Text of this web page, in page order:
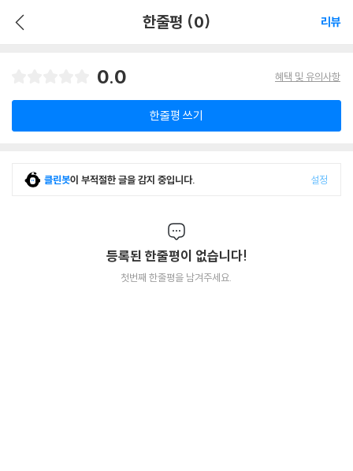
한줄평 (0) 리뷰
0.0 혜택 및 유의사항
한줄평 쓰기
클린봇이 부적절한 글을 감지 중입니다. 설정
등록된 한줄평이 없습니다!
첫번째 한줄평을 남겨주세요.